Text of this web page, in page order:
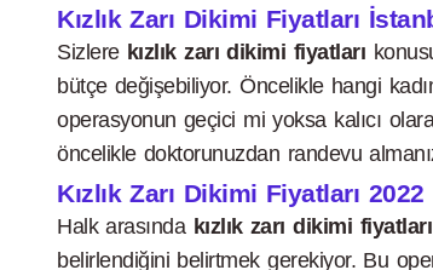
Kızlık Zarı Dikimi Fiyatları
Sizlere kızlık zarı dikimi fiyatları
bütçe değişebiliyor. Öncelikle hangi
operasyonun geçici mi yoksa kalıcı
öncelikle doktorunuzdan randevu
Kızlık Zarı Dikimi Fiyatları 2022
Halk arasında kızlık zarı dikimi
belirlendiğini belirtmek gerekiyor. Bu